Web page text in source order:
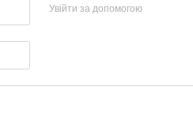
Увійти за допомогою